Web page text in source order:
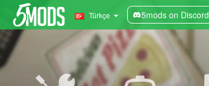
Türkçe 5mods on Discord